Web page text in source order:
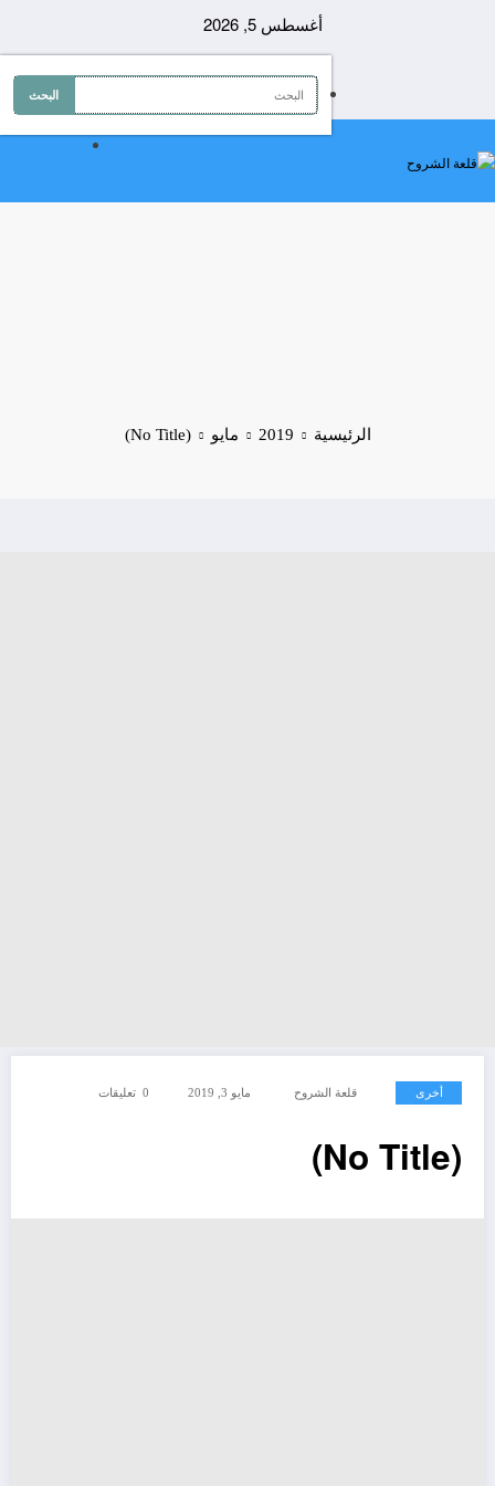
أغسطس 5, 2026
الرئيسية 2019 مايو (No Title)
أخرى قلعة الشروح مايو 3, 2019 0 تعليقات
(No Title)